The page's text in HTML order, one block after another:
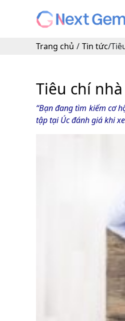
Trang chủ / Tin tức/
Tiêu chí
“Bạn đang tìm kiếm cơ
tập tại Úc đánh giá khi